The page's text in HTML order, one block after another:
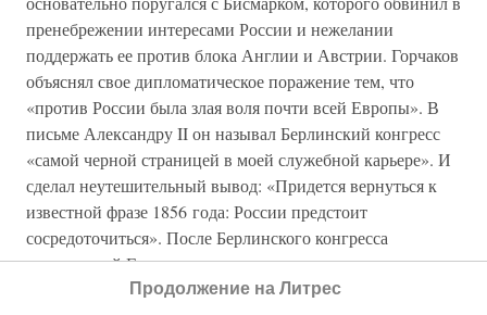
пренебрежении интересами России и нежелании
поддержать ее против блока Англии и Австрии. Горчаков
объяснял свое дипломатическое поражение тем, что
«против России была злая воля почти всей Европы». В
письме Александру II он называл Берлинский конгресс
«самой черной страницей в моей служебной карьере». И
сделал неутешительный вывод: «Придется вернуться к
известной фразе 1856 года: России предстоит
сосредоточиться». После Берлинского конгресса
престарелый Горчаков постепенно отошел от активного
руководства внешней политикой. В 1880 году он уехал в
Продолжение на Литрес